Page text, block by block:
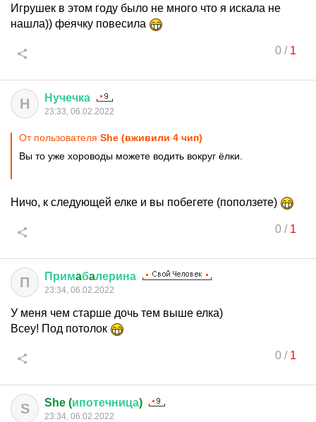
Игрушек в этом году было не много что я искала не
нашла)) феячку повесила
0/ 1
Н Нучечка
23:33, 06.02.2022
От пользователя She (вживили 4 чип)
Вы то уже хороводы можете водить вокруг ёлки.
Ничо, к следующей елке и вы побегете (поползете)
0/ 1
П Примaбaлерина
23:34, 06.02.2022
У меня чем старше дочь тем выше елка)
Всеу! Под потолок
0/ 1
S She (ипотечница)
23:34, 06.02.2022